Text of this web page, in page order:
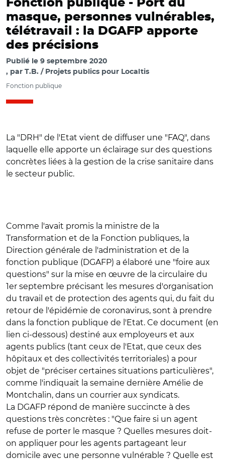
Fonction publique - Port du
masque, personnes vulnérables,
télétravail : la DGAFP apporte
des précisions
Publié le 9 septembre 2020
par T.B. / Projets publics pour Localtis
Fonction publique
La "DRH" de l'Etat vient de diffuser une "FAQ", dans
laquelle elle apporte un éclairage sur des questions
concrètes liées à la gestion de la crise sanitaire dans
le secteur public.
Comme l'avait promis la ministre de la
Transformation et de la Fonction publiques, la
Direction générale de l'administration et de la
fonction publique (DGAFP) a élaboré une "foire aux
questions" sur la mise en œuvre de la circulaire du
1er septembre précisant les mesures d'organisation
du travail et de protection des agents qui, du fait du
retour de l'épidémie de coronavirus, sont à prendre
dans la fonction publique de l'Etat. Ce document (en
lien ci-dessous) destiné aux employeurs et aux
agents publics (tant ceux de l'Etat, que ceux des
hôpitaux et des collectivités territoriales) a pour
objet de "préciser certaines situations particulières",
comme l'indiquait la semaine dernière Amélie de
Montchalin, dans un courrier aux syndicats.
La DGAFP répond de manière succincte à des
questions très concrètes : "Que faire si un agent
refuse de porter le masque ? Quelles mesures doit-
on appliquer pour les agents partageant leur
domicile avec une personne vulnérable ? Quelle est